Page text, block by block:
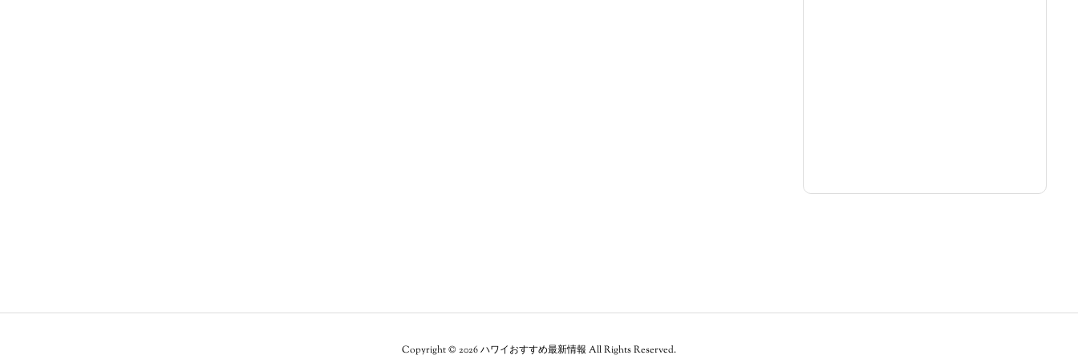
Copyright © 2026ハワイおすすめ最新情報All Rights Reserved.